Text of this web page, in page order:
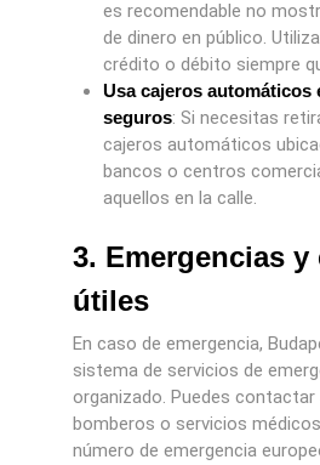
es recomendable no
de dinero en público.
crédito o débito siempre
Usa cajeros automáticos
seguros: Si necesitas
cajeros automáticos
bancos o centros
aquellos en la calle.
3. Emergencias
útiles
En caso de emergencia,
sistema de servicios de
organizado. Puedes contactar
bomberos o servicios
número de emergencia